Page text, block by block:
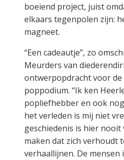
boeiend project, juist
elkaars tegenpolen zijn:
magneet.
“Een cadeautje”, zo
Meurders van
ontwerpopdracht voor
poppodium. “Ik ken
popliefhebber en ook
het verleden is mij niet
geschiedenis is hier nooit
maken dat zich verhoudt
verhaallijnen. De mensen